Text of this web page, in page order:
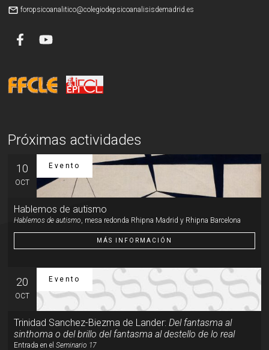
mail_outline foropsicoanalitico@colegiodepsicoanalisisdemadrid.es
Próximas actividades
10
OCT
Evento
Hablemos de autismo
Hablemos de autismo, mesa redonda Rhipna Madrid y Rhipna Barcelona
MÁS INFORMACIÓN
20
OCT
Evento
Trinidad Sanchez-Biezma de Lander:Del fantasma al
sinthoma o del brillo del fantasma al destello de lo real
Entrada en elSeminario 17